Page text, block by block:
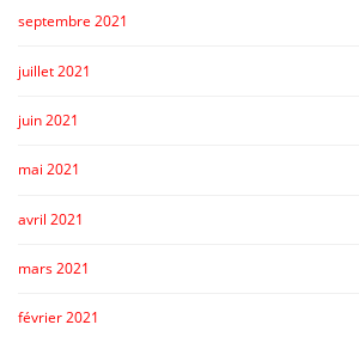
septembre 2021
juillet 2021
juin 2021
mai 2021
avril 2021
mars 2021
février 2021